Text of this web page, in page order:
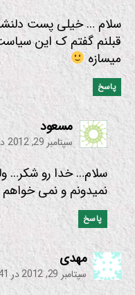
سلام … خیلی پست
قبلنم گفتم ک این
میسازه
پاسخ
مسعود:
سپتامبر 29, 2012 در 13:45
سلام… خدا رو شکر…
نمیدونم و نمی خواهم
پاسخ
مهدی:
سپتامبر 29, 2012 در 12:41